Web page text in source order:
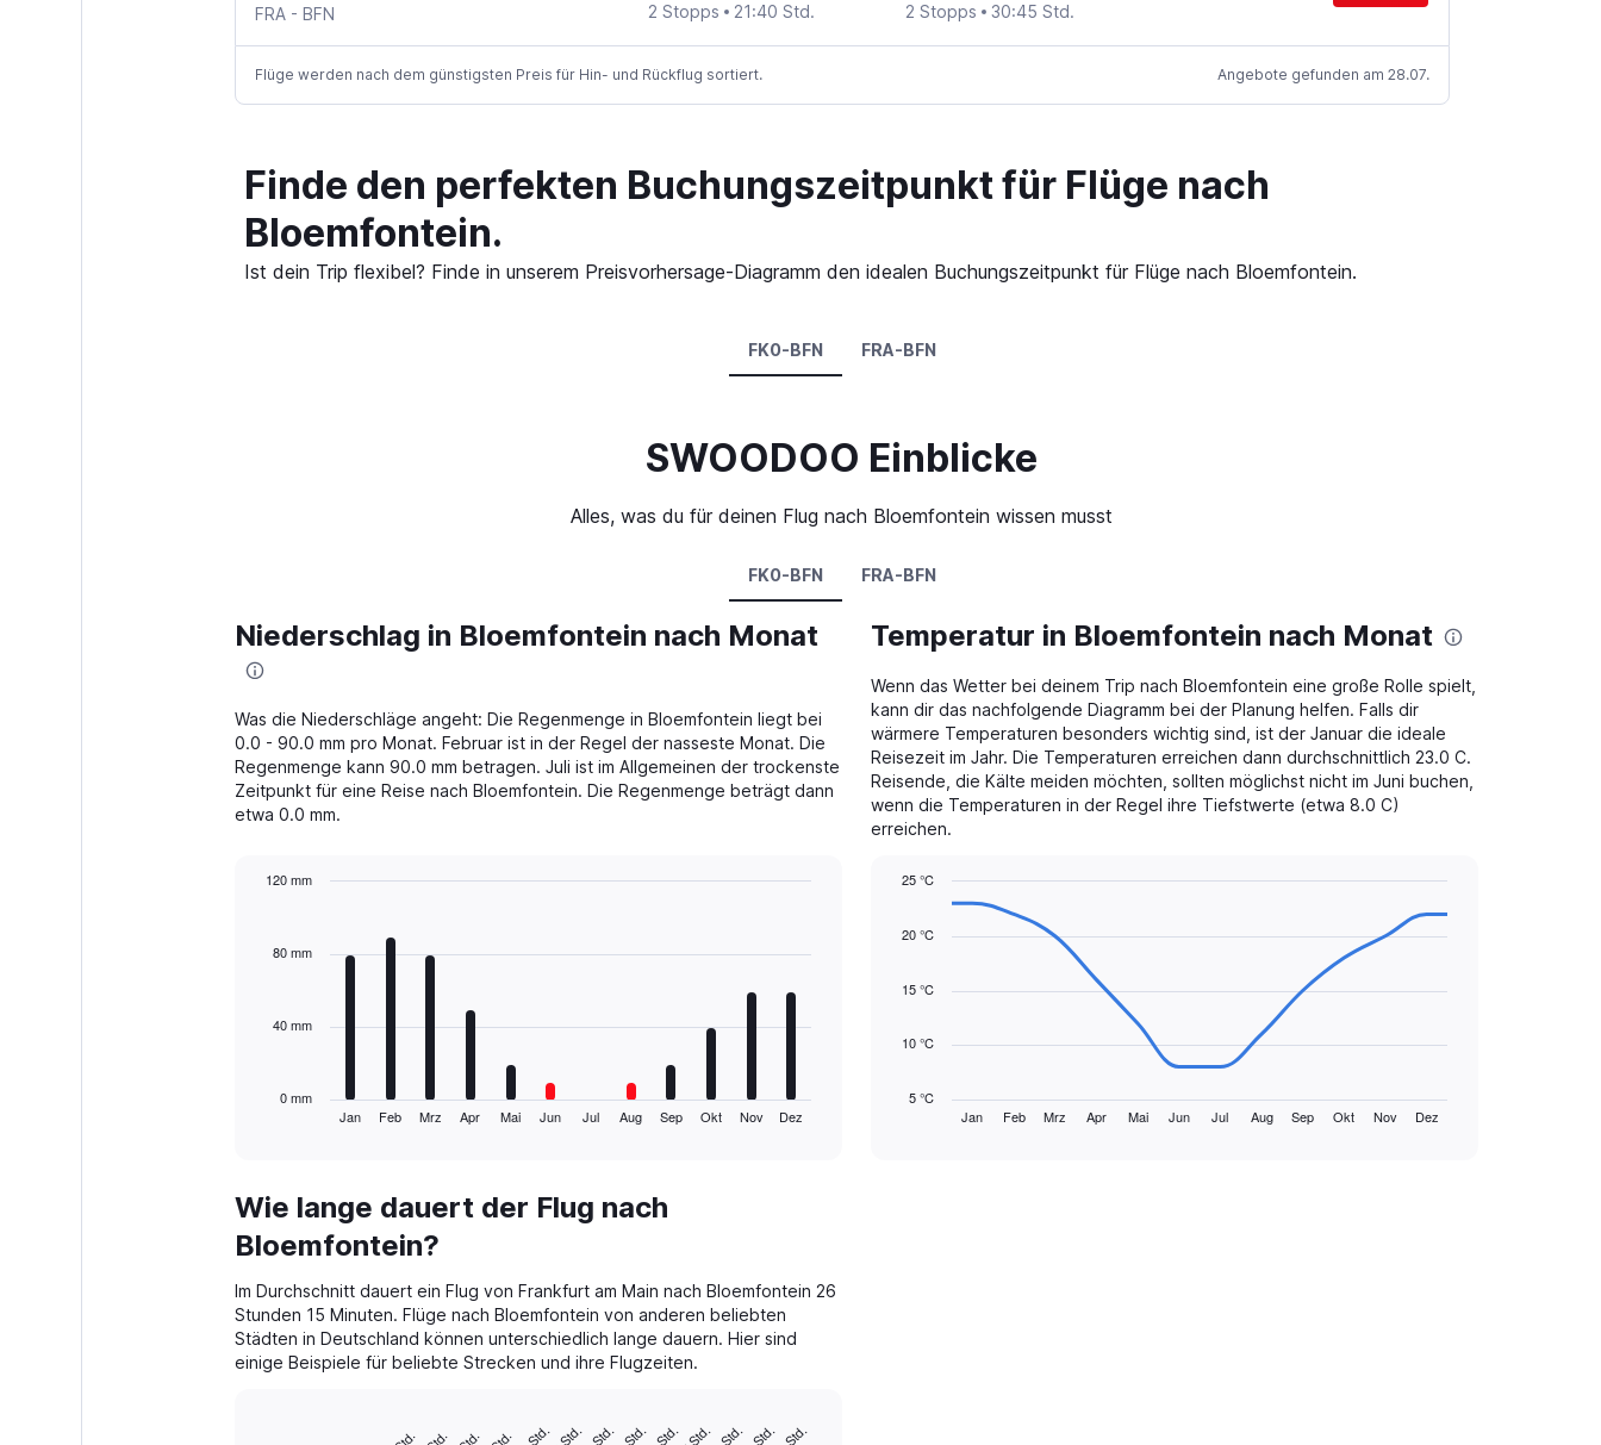
FRA- BFN
2 Stopps
21:40 Std.
2 Stopps
30:45 Std.
Flüge werden nach dem günstigsten Preis für Hin- und Rückflug sortiert. Angebote gefunden am 28.07.
Finde den perfekten Buchungszeitpunkt für Flüge nach
Bloemfontein.
Ist dein Trip flexibel? Finde in unserem Preisvorhersage-Diagramm den idealen Buchungszeitpunkt für Flüge nach Bloemfontein.
FK0-BFN FRA-BFN
SWOODOO Einblicke
Alles, was du für deinen Flug nach Bloemfontein wissen musst
FK0-BFN FRA-BFN
Wie lange dauert der Flug nach
Bloemfontein?
Im Durchschnitt dauert ein Flug von Frankfurt am Main nach Bloemfontein 26
Stunden 15 Minuten. Flüge nach Bloemfontein von anderen beliebten
Städten in Deutschland können unterschiedlich lange dauern. Hier sind
einige Beispiele für beliebte Strecken und ihre Flugzeiten.
Niederschlag in Bloemfontein nach Monat
Was die Niederschläge angeht: Die Regenmenge in Bloemfontein liegt bei
0.0 - 90.0 mm pro Monat. Februar ist in der Regel der nasseste Monat. Die
Regenmenge kann 90.0 mm betragen. Juli ist im Allgemeinen der trockenste
Zeitpunkt für eine Reise nach Bloemfontein. Die Regenmenge beträgt dann
etwa 0.0 mm.
The
Range:
12
categories.
chart
has
1
Y
Jan Feb Mrz Apr Mai Jun Jul Aug Sep Okt Nov Dez
0 mm
40 mm
80 mm
120 mm
Temperatur in Bloemfontein nach Monat
Wenn das Wetter bei deinem Trip nach Bloemfontein eine große Rolle spielt,
kann dir das nachfolgende Diagramm bei der Planung helfen. Falls dir
wärmere Temperaturen besonders wichtig sind, ist der Januar die ideale
Reisezeit im Jahr. Die Temperaturen erreichen dann durchschnittlich 23.0 C.
Reisende, die Kälte meiden möchten, sollten möglichst nicht im Juni buchen,
wenn die Temperaturen in der Regel ihre Tiefstwerte (etwa 8.0 C)
erreichen.
with
data
points.
The
has
Jan Feb Mrz Apr Mai Jun Jul Aug Sep Okt Nov Dez
5 °C
10 °C
15 °C
20 °C
25 °C